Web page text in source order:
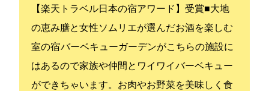
【楽天トラベル日本の宿アワード2017】受賞■大地
の恵み膳と女性ソムリエが選んだお酒を楽しむ5
室の宿 バーベキューガーデンがこちらの施設に
はあるので家族や仲間とワイワイバーベキュー
ができちゃいます。お肉やお野菜を美味しく食